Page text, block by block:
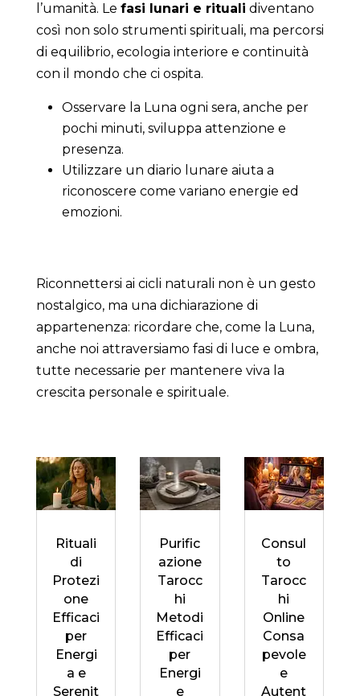
l’umanità. Le fasi lunari e rituali diventano
così non solo strumenti spirituali, ma percorsi
di equilibrio, ecologia interiore e continuità
con il mondo che ci ospita.
Osservare la Luna ogni sera, anche per
pochi minuti, sviluppa attenzione e
presenza.
Utilizzare un diario lunare aiuta a
riconoscere come variano energie ed
emozioni.
Riconnettersi ai cicli naturali non è un gesto
nostalgico, ma una dichiarazione di
appartenenza: ricordare che, come la Luna,
anche noi attraversiamo fasi di luce e ombra,
tutte necessarie per mantenere viva la
crescita personale e spirituale.
Rituali
di
Protezi
one
Efficaci
per
Energi
a e
Serenit
Purific
azione
Tarocc
hi
Metodi
Efficaci
per
Energi
e
Consul
to
Tarocc
hi
Online
Consa
pevole
e
Autent